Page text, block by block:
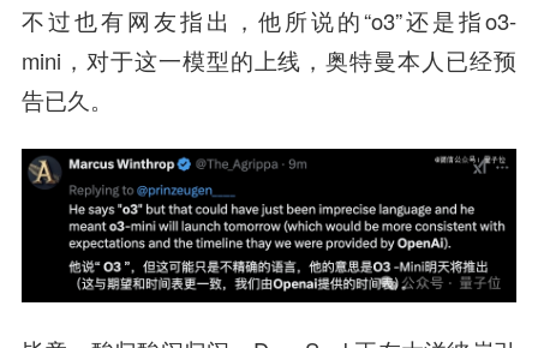
不过也有网友指出，他所说的“o3”还是指o3-
mini，对于这一模型的上线，奥特曼本人已经预
告已久。